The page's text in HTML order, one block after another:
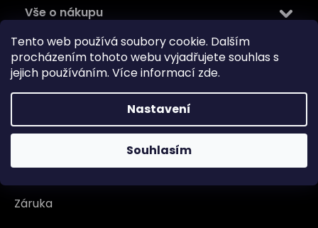
Tento web používá soubory cookie. Dalším
procházením tohoto webu vyjadřujete souhlas s
jejich používáním. Více informací zde.
Nastavení
Souhlasím
Vše o nákupu
Doprava
Garance originality
Reklamace
Záruka